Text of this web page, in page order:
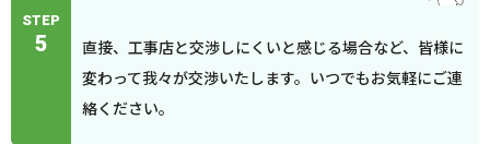
STEP
5
直接、工事店と交渉しにくいと感じる場合など、皆様に
変わって我々が交渉いたします。いつでもお気軽にご連
絡ください。